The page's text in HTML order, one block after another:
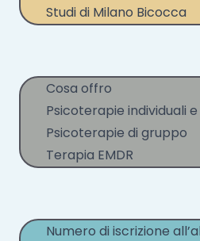
Studi di Milano Bicocca
Cosa offro
Psicoterapie individuali
Psicoterapie di gruppo
Terapia EMDR
Numero di iscrizione